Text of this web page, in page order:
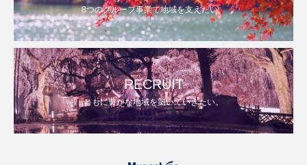
8つのグループ事業で地域を支えたい。
RECRUIT
ともに豊かな地域を築いていきたい。